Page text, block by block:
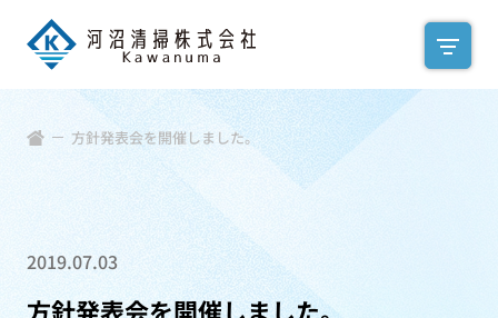
方針発表会を開催しました。
2019.07.03
方針発表会を開催しました。